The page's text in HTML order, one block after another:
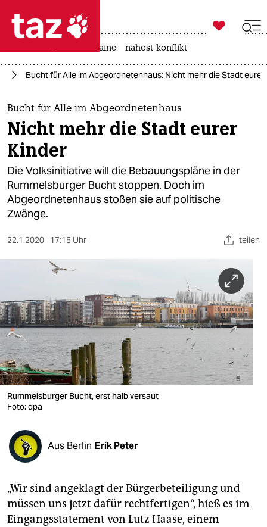
 taz zahl ich
taz zahl ich
themen
politik
öko
gesellschaft
kultur
sport
wahrheit
verlag
verlag
veranstaltungen
fragen & hilfe
unterstützen
abo
genossenschaft

taz zahl ich
krieg in der ukraine nahost-konflikt
Bucht für Alle im Abgeordnetenhaus: Nicht mehr die Stadt eurer
Bucht für Alle im Abgeordnetenhaus
Nicht mehr die Stadt eurer
Kinder
Die Volksinitiative will die Bebauungspläne in der
Rummelsburger Bucht stoppen. Doch im
Abgeordnetenhaus stoßen sie auf politische
Zwänge.
22.1.2020 17:15 Uhr teilen
Rummelsburger Bucht, erst halb versaut
Foto: dpa
Aus Berlin Erik Peter
„Wir sind angeklagt der Bürgerbeteiligung und
müssen uns jetzt dafür rechtfertigen“, hieß es im
Eingangsstatement von Lutz Haase, einem